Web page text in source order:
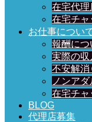
在宅代理
在宅チャ
お仕事につい
報酬につ
実際の収
不安解消
ノンア
在宅チャ
BLOG
代理店募集